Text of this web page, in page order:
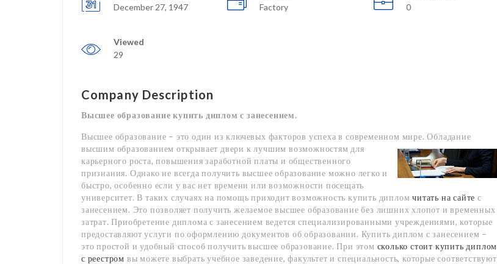
December 27, 1947
Factory
0
Viewed
29
Company Description
Высшее образование купить диплом с занесением.
Высшее образование – это один из ключевых факторов успеха в современном мире. Обладание
высшим образованием открывает двери к лучшим возможностям для
карьерного роста, повышения заработной платы и общественного
признания. Однако не всегда получить высшее образование можно легко и
быстро, особенно если у вас нет времени или возможности посещать
университет. В таких случаях на помощь приходит возможность купить дипломчитать на сайте с
занесением. Это позволяет получить желаемое высшее образование без лишних хлопот и временных
затрат. Приобретение диплома с занесением ведется специализированными учреждениями, которые
предоставляют услуги по оформлению документов об образовании. Купить диплом с занесением –
это простой и удобный способ получить высшее образование. При этом сколько стоит купить диплом
с реестром вы можете выбрать учебное заведение, факультет и специальность, которые соответствуют